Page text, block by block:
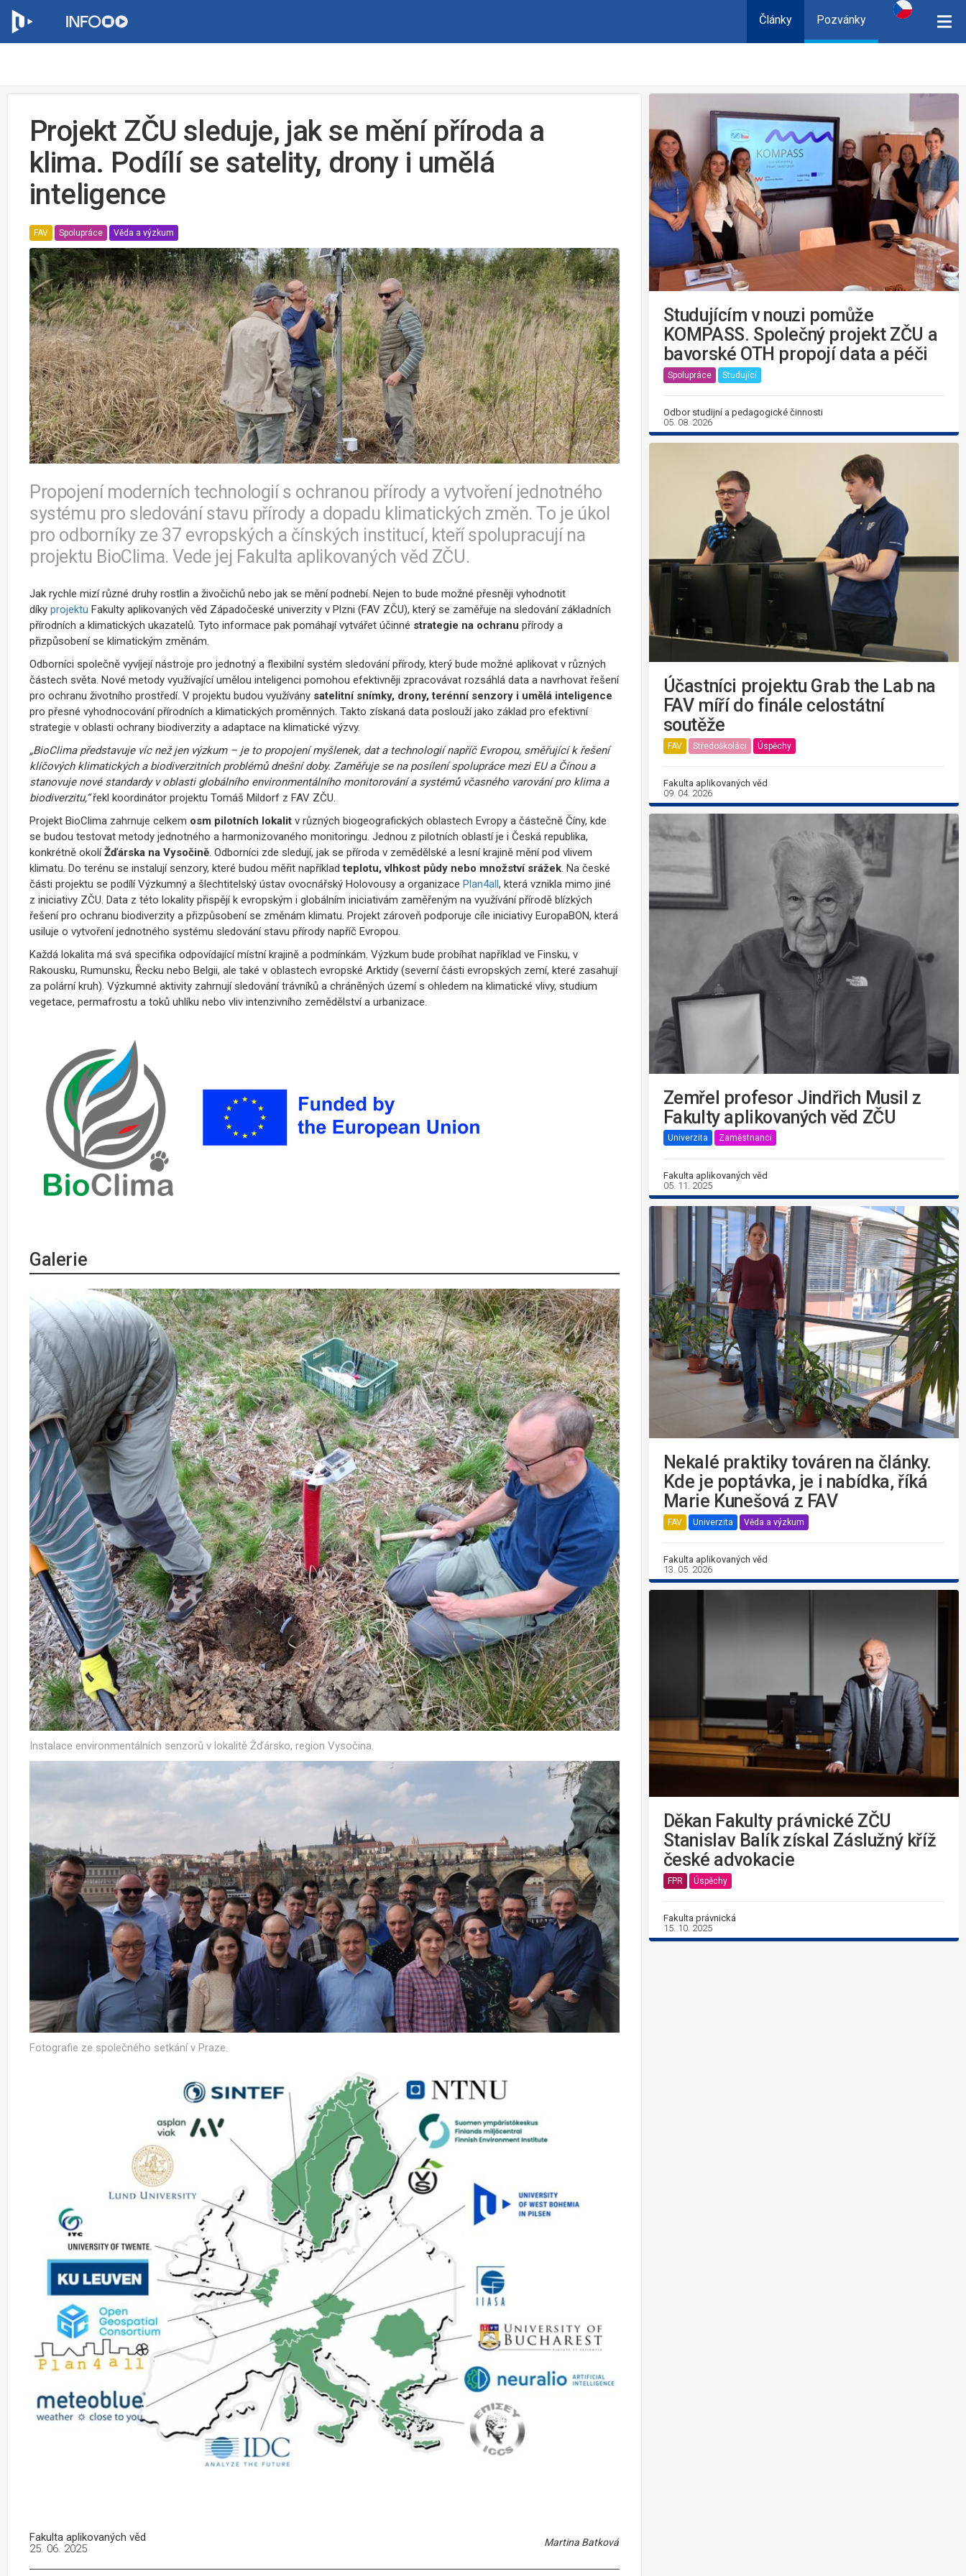
Články Pozvánky
Projekt ZČU sleduje, jak se mění příroda a
klima. Podílí se satelity, drony i umělá
inteligence
FAV Spolupráce Věda a výzkum
Propojení moderních technologií s ochranou přírody a vytvoření jednotného
systému pro sledování stavu přírody a dopadu klimatických změn. To je úkol
pro odborníky ze 37 evropských a čínských institucí, kteří spolupracují na
projektu BioClima. Vede jej Fakulta aplikovaných věd ZČU.
Jak rychle mizí různé druhy rostlin a živočichů nebo jak se mění podnebí. Nejen to bude možné přesněji vyhodnotit
díky projektu Fakulty aplikovaných věd Západočeské univerzity v Plzni (FAV ZČU), který se zaměřuje na sledování základních
přírodních a klimatických ukazatelů. Tyto informace pak pomáhají vytvářet účinné strategie na ochranu přírody a
přizpůsobení se klimatickým změnám.
Odborníci společně vyvíjejí nástroje pro jednotný a flexibilní systém sledování přírody, který bude možné aplikovat v různých
částech světa. Nové metody využívající umělou inteligenci pomohou efektivněji zpracovávat rozsáhlá data a navrhovat řešení
pro ochranu životního prostředí. V projektu budou využívány satelitní snímky, drony, terénní senzory i umělá inteligence
pro přesné vyhodnocování přírodních a klimatických proměnných. Takto získaná data poslouží jako základ pro efektivní
strategie v oblasti ochrany biodiverzity a adaptace na klimatické výzvy.
„BioClima představuje víc než jen výzkum – je to propojení myšlenek, dat a technologií napříč Evropou, směřující k řešení
klíčových klimatických a biodiverzitních problémů dnešní doby. Zaměřuje se na posílení spolupráce mezi EU a Čínou a
stanovuje nové standardy v oblasti globálního environmentálního monitorování a systémů včasného varování pro klima a
biodiverzitu,“řekl koordinátor projektu Tomáš Mildorf z FAV ZČU.
Projekt BioClima zahrnuje celkem osm pilotních lokalit v různých biogeografických oblastech Evropy a částečně Číny, kde
se budou testovat metody jednotného a harmonizovaného monitoringu. Jednou z pilotních oblastí je i Česká republika,
konkrétně okolíŽďárska na Vysočině . Odborníci zde sledují, jak se příroda v zemědělské a lesní krajině mění pod vlivem
klimatu. Do terénu se instalují senzory, které budou měřit napříkladteplotu, vlhkost půdy nebo množství srážek . Na české
části projektu se podílí Výzkumný a šlechtitelský ústav ovocnářský Holovousy a organizace Plan4all, která vznikla mimo jiné
z iniciativy ZČU. Data z této lokality přispějí k evropským i globálním iniciativám zaměřeným na využívání přírodě blízkých
řešení pro ochranu biodiverzity a přizpůsobení se změnám klimatu. Projekt zároveň podporuje cíle iniciativy EuropaBON, která
usiluje o vytvoření jednotného systému sledování stavu přírody napříč Evropou.
Každá lokalita má svá specifika odpovídající místní krajině a podmínkám. Výzkum bude probíhat například ve Finsku, v
Rakousku, Rumunsku, Řecku nebo Belgii, ale také v oblastech evropské Arktidy (severní části evropských zemí, které zasahují
za polární kruh). Výzkumné aktivity zahrnují sledování trávníků a chráněných území s ohledem na klimatické vlivy, studium
vegetace, permafrostu a toků uhlíku nebo vliv intenzivního zemědělství a urbanizace.
Galerie
Instalace environmentálních senzorů v lokalitě Žďársko, region Vysočina.
Fotografie ze společného setkání v Praze.
Fakulta aplikovaných věd Martina Batková
25. 06. 2025
Studujícím v nouzi pomůže
KOMPASS. Společný projekt ZČU a
bavorské OTH propojí data a péči
Spolupráce Studující
Odbor studijní a pedagogické činnosti
05. 08. 2026
Účastníci projektu Grab the Lab na
FAV míří do finále celostátní
soutěže
FAV Středoškoláci Úspěchy
Fakulta aplikovaných věd
09. 04. 2026
Zemřel profesor Jindřich Musil z
Fakulty aplikovaných věd ZČU
Univerzita Zaměstnanci
Fakulta aplikovaných věd
05. 11. 2025
Nekalé praktiky továren na články.
Kde je poptávka, je i nabídka, říká
Marie Kunešová z FAV
FAV Univerzita Věda a výzkum
Fakulta aplikovaných věd
13. 05. 2026
Děkan Fakulty právnické ZČU
Stanislav Balík získal Záslužný kříž
české advokacie
FPR Úspěchy
Fakulta právnická
15. 10. 2025